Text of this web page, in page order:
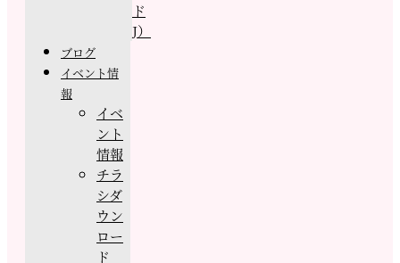
ド
J）
ブログ
イベント情
報
イベ
ント
情報
チラ
シダ
ウン
ロー
ド